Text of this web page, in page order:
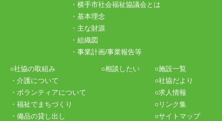
・横手市社会福祉協議会とは
・基本理念
・主な財源
・組織図
・事業計画/事業報告等
○社協の取組み
・介護について
・ボランティアについて
・福祉でまちづくり
・備品の貸し出し
○相談したい
○施設一覧
○社協だより
○求人情報
○リンク集
○サイトマップ